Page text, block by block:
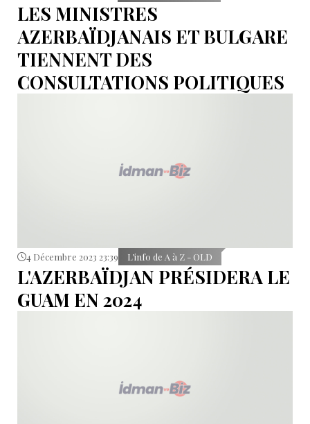
LES MINISTRES
AZERBAÏDJANAIS ET BULGARE
TIENNENT DES
CONSULTATIONS POLITIQUES
4 Décembre 2023 23:39 L’info de A à Z - OLD
L'AZERBAÏDJAN PRÉSIDERA LE
GUAM EN 2024